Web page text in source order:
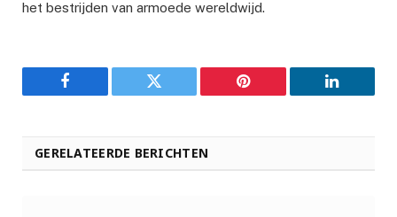
het bestrijden van armoede wereldwijd.
Facebook Twitter Pinterest LinkedIn
GERELATEERDE BERICHTEN